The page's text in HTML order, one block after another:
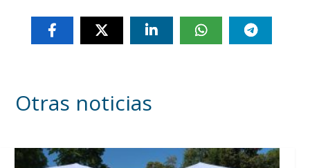
Otras noticias